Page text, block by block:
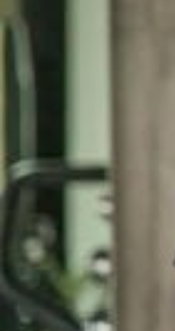
こ
あ
る。